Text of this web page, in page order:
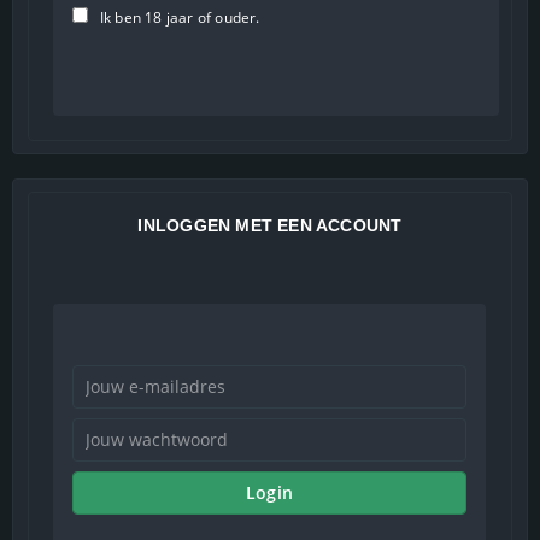
Ik ben 18 jaar of ouder.
INLOGGEN MET EEN ACCOUNT
Login